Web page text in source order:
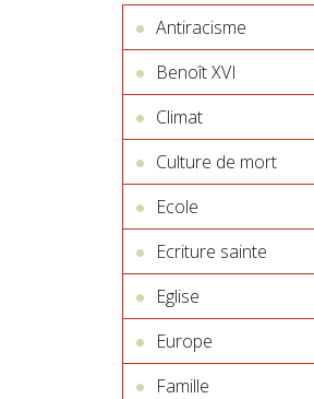
Antiracisme
Benoît XVI
Climat
Culture de mort
Ecole
Ecriture sainte
Eglise
Europe
Famille